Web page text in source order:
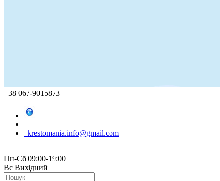
+38 067-9015873
krestomania.info@gmail.com
Пн-Сб 09:00-19:00
Вс Вихідний